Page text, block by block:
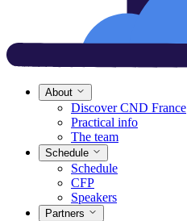
About
Discover CND France
Practical info
The team
Schedule
Schedule
CFP
Speakers
Partners